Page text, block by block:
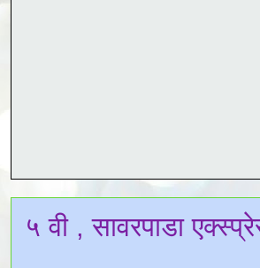
५ वी , सावरपाडा